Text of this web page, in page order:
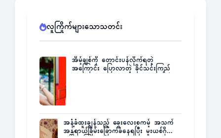
လူကြိုက်များသောသတင်း
အိမ့်ချစ်ကို တောင်းပန်လိုက်ရတဲ့
အကြောင်း ပြောလာတဲ့ ခိုင်သင်းကြည်
အနံ့ခံထူးချွန်သည့် ခွေးလေးစကမ့် အသက်
အန္တရာယ်ခြိမ်းခြောက်ခံနေရပြီး မူးယစ်ဂိုဏ်း